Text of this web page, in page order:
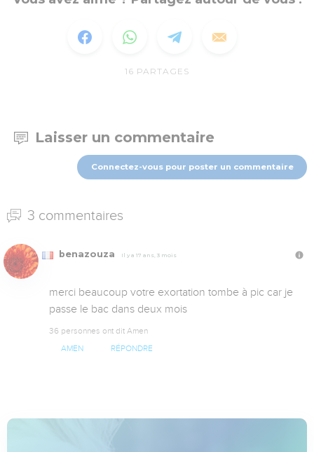
16 PARTAGES
Laisser un commentaire
Connectez-vous pour poster un commentaire
3 commentaires
benazouza Il y a 17 ans, 3 mois
merci beaucoup votre exortation tombe à pic car je
passe le bac dans deux mois
36 personnes ont dit Amen
AMEN RÉPONDRE